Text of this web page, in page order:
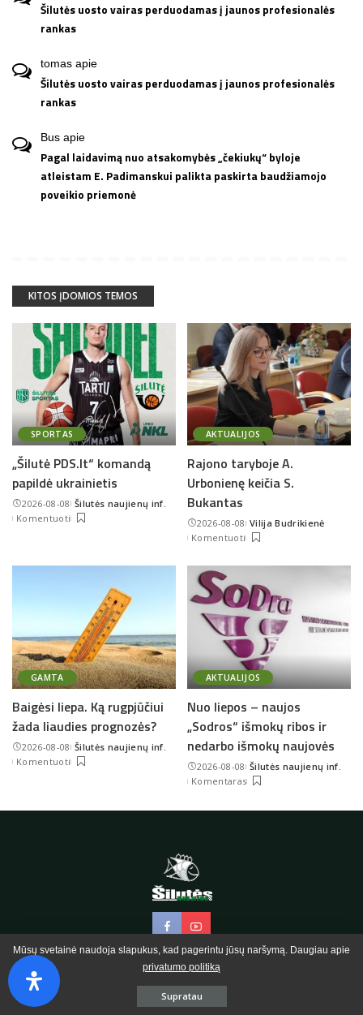
Šilutės uosto vairas perduodamas į jaunos profesionalės
rankas
tomas apie
Šilutės uosto vairas perduodamas į jaunos profesionalės
rankas
Bus apie
Pagal laidavimą nuo atsakomybės „čekiukų“ byloje
atleistam E. Padimanskui palikta paskirta baudžiamojo
poveikio priemonė
KITOS ĮDOMIOS TEMOS
SPORTAS
„Šilutė PDS.lt“ komandą
papildė ukrainietis
2026-08-08Posted
by
Šilutės naujienų inf.
Komentuoti
AKTUALIJOS
Rajono taryboje A.
Urbonienę keičia S.
Bukantas
2026-08-08Posted
by
Vilija Budrikienė
Komentuoti
GAMTA
Baigėsi liepa. Ką rugpjūčiui
žada liaudies prognozės?
2026-08-08Posted
by
Šilutės naujienų inf.
Komentuoti
AKTUALIJOS
Nuo liepos – naujos
„Sodros“ išmokų ribos ir
nedarbo išmokų naujovės
2026-08-08Posted
by
Šilutės naujienų inf.
Komentaras
KONTAKTAI PRENUMERATA REKLAMA PRIVATUMO POLITIKA
© 2020 Šilutės naujienos.
Mūsų svetainė naudoja slapukus, kad pagerintu jūsų naršymą. Daugiau apie
privatumo politiką
Supratau